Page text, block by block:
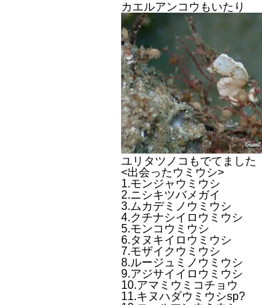
カエルアンコウもいたり
ユリタツノコもでてました
<出会ったウミウシ>
1.モンジャウミウシ
2.ニシキツバメガイ
3.ムカデミノウミウシ
4.クチナシイロウミウシ
5.モンコウミウシ
6.タヌキイロウミウシ
7.モザイクウミウシ
8.ルージュミノウミウシ
9.アジサイイロウミウシ
10.アマミウミコチョウ
11.キヌハダウミウシsp?